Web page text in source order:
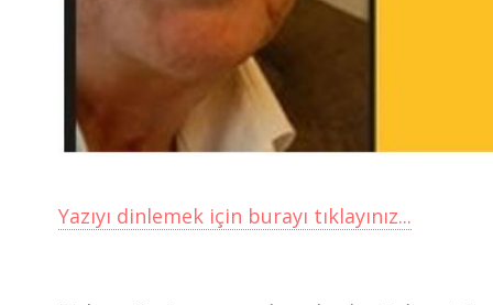
Yazıyı dinlemek için burayı tıklayınız...